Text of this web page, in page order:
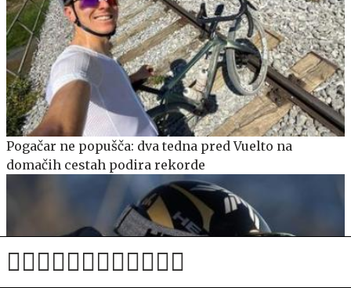
Pogačar ne popušča: dva tedna pred Vuelto na
domačih cestah podira rekorde